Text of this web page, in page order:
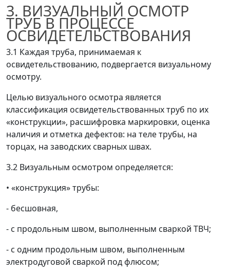
3. ВИЗУАЛЬНЫЙ ОСМОТР
ТРУБ В ПРОЦЕССЕ
ОСВИДЕТЕЛЬСТВОВАНИЯ
3.1 Каждая труба, принимаемая к
освидетельствованию, подвергается визуальному
осмотру.
Целью визуального осмотра является
классификация освидетельствованных труб по их
«конструкции», расшифровка маркировки, оценка
наличия и отметка дефектов: на теле трубы, на
торцах, на заводских сварных швах.
3.2 Визуальным осмотром определяется:
• «конструкция» трубы:
- бесшовная,
- с продольным швом, выполненным сваркой ТВЧ;
- с одним продольным швом, выполненным
электродуговой сваркой под флюсом;